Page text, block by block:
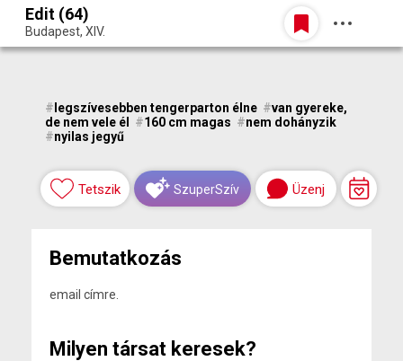
Egy jó randiból bármi lehet.
Belépés
Edit (64)
Budapest, XIV.
# legszívesebben tengerparton élne #van gyereke,
de nem vele él
#160 cm magas #nem dohányzik
#nyilas jegyű
Tetszik SzuperSzív Üzenj
Bemutatkozás
email címre.
Milyen társat keresek?